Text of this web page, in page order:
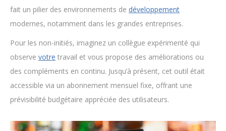
fait un pilier des environnements de développement
modernes, notamment dans les grandes entreprises.
Pour les non-initiés, imaginez un collègue expérimenté qui
observe votre travail et vous propose des améliorations ou
des compléments en continu. Jusqu’à présent, cet outil était
accessible via un abonnement mensuel fixe, offrant une
prévisibilité budgétaire appréciée des utilisateurs.